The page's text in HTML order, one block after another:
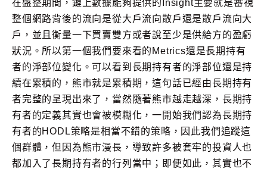
在盤整期間，鏈上數據能夠提供的Insight主要就是審視
整個網路背後的流向是從大戶流向散戶還是散戶流向大
戶，並且衡量一下買賣雙方或者說至少是供給方的盈虧
狀況。所以第一個我們要來看的Metrics還是長期持有
者的淨部位變化。可以看到長期持有者的淨部位還是持
續在累積的，熊市就是累積期，這句話已經由長期持有
者完整的呈現出來了，當然隨著熊市越走越深，長期持
有者的定義其實也會被模糊化，一開始我們認為長期持
有者的HODL策略是相當不錯的策略，因此我們追蹤這
個群體，但因為熊市漫長，導致許多被套牢的投資人也
都加入了長期持有者的行列當中；即便如此，其實也不